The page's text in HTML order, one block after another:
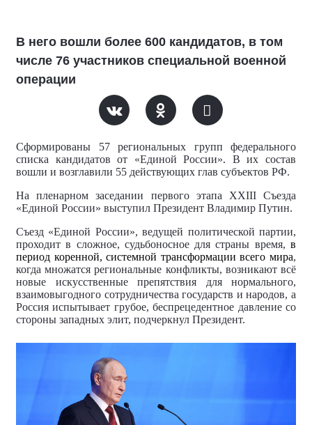
В него вошли более 600 кандидатов, в том
числе 76 участников специальной военной
операции
Сформированы 57 региональных групп федерального
списка кандидатов от «Единой России». В их состав
вошли и возглавили 55 действующих глав субъектов РФ.
На пленарном заседании первого этапа XXIII Съезда
«Единой России» выступил Президент Владимир Путин.
Съезд «Единой России», ведущей политической партии,
проходит в сложное, судьбоносное для страны время, в
период коренной, системной трансформации всего мира,
когда множатся региональные конфликты, возникают всё
новые искусственные препятствия для нормального,
взаимовыгодного сотрудничества государств и народов, а
Россия испытывает грубое, беспрецедентное давление со
стороны западных элит, подчеркнул Президент.